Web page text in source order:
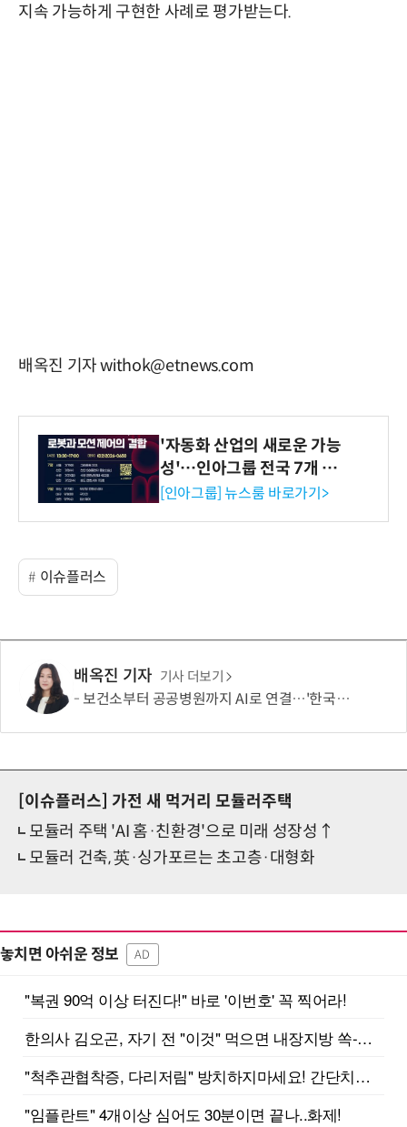
지속 가능하게 구현한 사례로 평가받는다.
배옥진 기자 withok@etnews.com
'자동화 산업의 새로운 가능
성'…인아그룹 전국 7개 도
시 세미나 페어 개최
[인아그룹] 뉴스룸 바로가기>
이슈플러스
배옥진 기자 기사 더보기
보건소부터 공공병원까지 AI로 연결…'한국형 소버린 의료AI'도 개발
[이슈플러스] 가전 새 먹거리 모듈러주택
모듈러 주택 'AI 홈·친환경'으로 미래 성장성↑
모듈러 건축, 英·싱가포르는 초고층·대형화
놓치면 아쉬운 정보 AD